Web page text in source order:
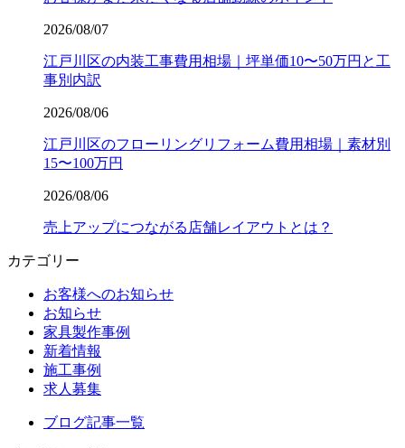
2026/08/07
江戸川区の内装工事費用相場｜坪単価10〜50万円と工
事別内訳
2026/08/06
江戸川区のフローリングリフォーム費用相場｜素材別
15〜100万円
2026/08/06
売上アップにつながる店舗レイアウトとは？
カテゴリー
お客様へのお知らせ
お知らせ
家具製作事例
新着情報
施工事例
求人募集
ブログ記事一覧